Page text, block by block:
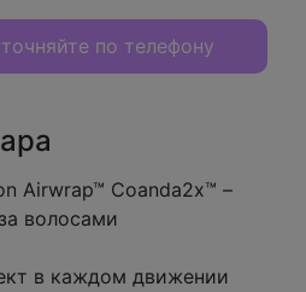
по телефону
Airwrap™ Coanda2x™ –
волосами
в каждом движении